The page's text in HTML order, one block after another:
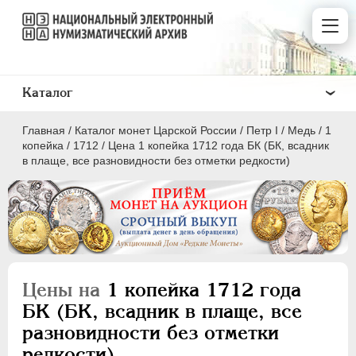
Главная / Каталог монет Царской России / Пeтр I / Медь / 1
копейка / 1712 / Цена 1 копейка 1712 года БК (БК, всадник
в плаще, все разновидности без отметки редкости)
Цены на 1 копейка 1712 года
БК (БК, всадник в плаще, все
разновидности без отметки
Каталог
ПEТР I 1699 - 1725
Серебро
Медь
5 копеек